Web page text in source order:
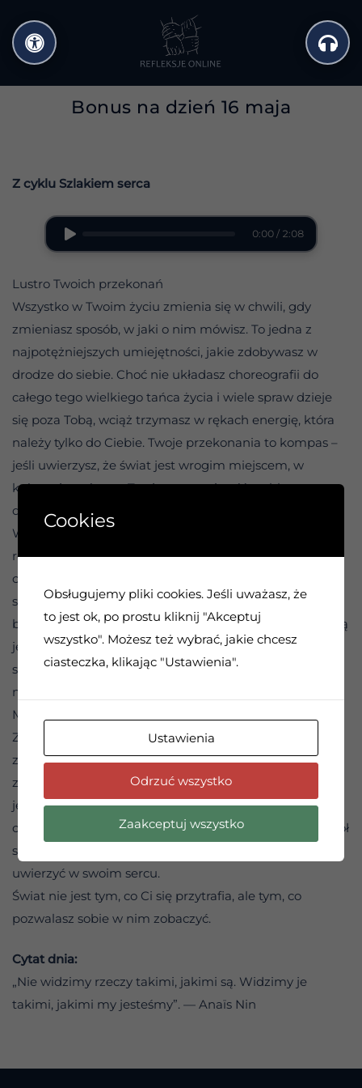
do
treści
Bonus na dzień 16 maja
Z cyklu Szlakiem serca
0:00 / 2:08
Lustro Twoich przekonań
Wszystko w Twoim życiu zmienia się w chwili, gdy
zmieniasz sposób, w jaki o nim mówisz. To jedna z
najpotężniejszych umiejętności, jakie zdobywasz w
drodze do siebie. Choć nie układasz choreografii do
całego tego wielkiego tańca życia i wiele spraw dzieje
się poza Tobą, wciąż trzymasz w rękach energię, która
należy tylko do Ciebie. Twoje przekonania to kompas –
jeśli uwierzysz, że świat jest wrogim miejscem, w
którym jesteś sam, Twoja rzeczywistość szybko
dostosuje się do tej wizji.
Wsłuchaj się w swoje myśli. Zwróć uwagę na to, jak
reagujesz i co mówisz o innych, ale przede wszystkim –
co powtarzasz o sobie. Te wszystkie zdania zaczynające
się od „nie mogę” to fundamenty więzienia, które sam
budujesz. Twoje słowa nie są tylko opisem świata; one są
jego instrukcją obsługi. To, co codziennie powtarzasz,
staje się prawdą, do której zdążyłeś się już
niebezpiecznie przyzwyczaić.
Masz jednak prawo napisać tę instrukcję od nowa.
Zacznij wypowiadać swoje nowe przekonania na głos,
zapisuj je, oswajaj się z nimi. Odważ się uwierzyć, że
zasługujesz na miłość i że życie może Ci sprzyjać. To nie
jest naiwność – to aktywny udział w tworzeniu Twojej
codzienności. Krok po kroku zaczniesz dostrzegać wokół
siebie dokładnie to, w co najpierw odważyłeś się
uwierzyć w swoim sercu.
Świat nie jest tym, co Ci się przytrafia, ale tym, co
pozwalasz sobie w nim zobaczyć.
Cytat dnia:
„Nie widzimy rzeczy takimi, jakimi są. Widzimy je
takimi, jakimi my jesteśmy”. — Anaïs Nin
Cookies
Obsługujemy pliki cookies. Jeśli uważasz, że
to jest ok, po prostu kliknij "Akceptuj
wszystko". Możesz też wybrać, jakie chcesz
ciasteczka, klikając "Ustawienia".
Ustawienia
Odrzuć wszystko
Zaakceptuj wszystko